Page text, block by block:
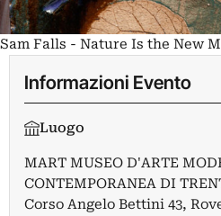
Sam Falls - Nature Is the New
Informazioni Evento
Luogo
MART MUSEO D'ARTE
CONTEMPORANEA DI
Corso Angelo Bettini 43,